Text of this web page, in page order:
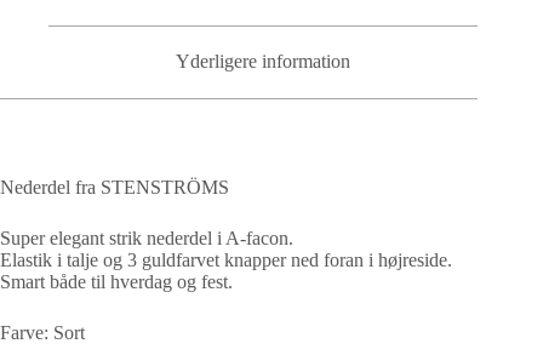
Yderligere information
Nederdel fra STENSTRÖMS
Super elegant strik nederdel i A-facon.
Elastik i talje og 3 guldfarvet knapper ned foran i højreside.
Smart både til hverdag og fest.
Farve: Sort